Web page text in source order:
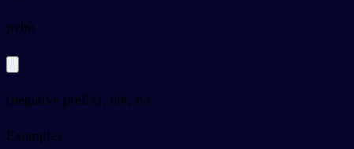
pybù
(negative prefix), not, no
Exemples